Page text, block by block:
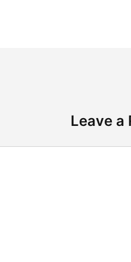
Leave a